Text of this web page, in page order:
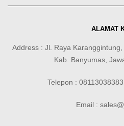
ALAMAT
Address : Jl. Raya
Kab. Banyumas,
Telepon :
Email :